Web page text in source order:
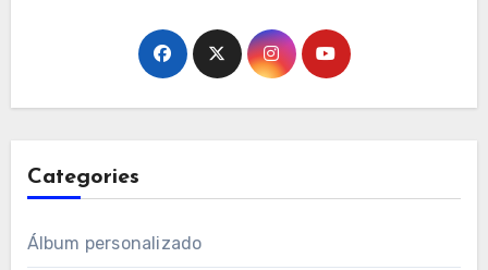
Categories
Álbum personalizado